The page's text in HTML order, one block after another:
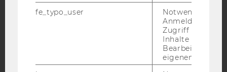
Bluesky
fe_typo_user
Notwendig für
Anmeldung und
Zugriff auf
Inhalte oder zur
Bearbeitung des
eigenen Profils.